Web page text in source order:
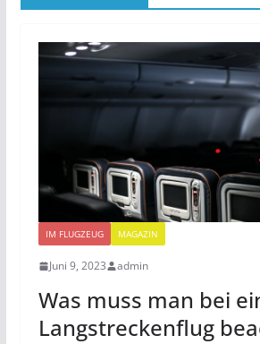
IM FLUGZEUG MAGAZIN
Juni 9, 2023 admin
Was muss man bei
Langstreckenflug